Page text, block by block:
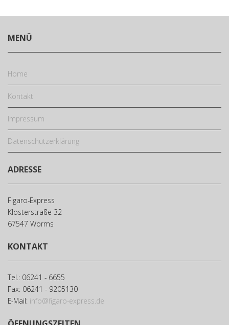
MENÜ
Home
Kontakt
Impressum
Datenschutzerklärung
ADRESSE
Figaro-Express
Klosterstraße 32
67547 Worms
KONTAKT
Tel.: 06241 - 6655
Fax: 06241 - 9205130
E-Mail: info@figaro-express.de